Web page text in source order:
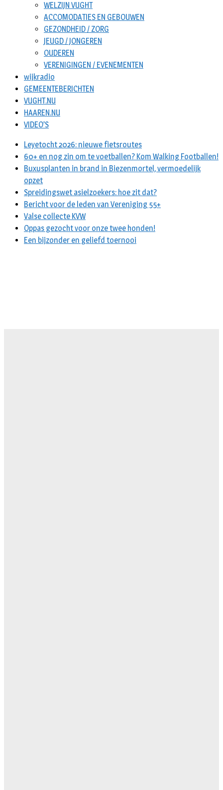
WELZIJN VUGHT
ACCOMODATIES EN GEBOUWEN
GEZONDHEID / ZORG
JEUGD / JONGEREN
OUDEREN
VERENIGINGEN / EVENEMENTEN
wijkradio
GEMEENTEBERICHTEN
VUGHT.NU
HAAREN.NU
VIDEO’S
Leyetocht 2026: nieuwe fietsroutes
60+ en nog zin om te voetballen? Kom Walking Footballen!
Buxusplanten in brand in Biezenmortel, vermoedelijk
opzet
Spreidingswet asielzoekers: hoe zit dat?
Bericht voor de leden van Vereniging 55+
Valse collecte KVW
Oppas gezocht voor onze twee honden!
Een bijzonder en geliefd toernooi